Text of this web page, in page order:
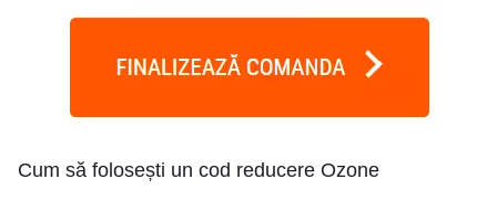
Cum să folosești un cod reducere Ozone